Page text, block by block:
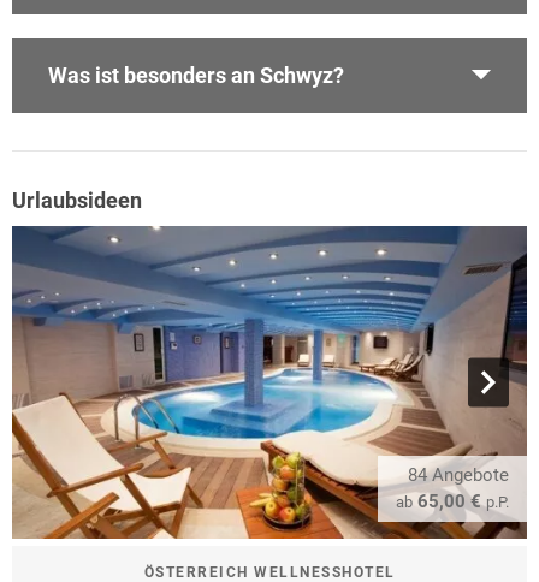
Was ist besonders an Schwyz?
Urlaubsideen
84 Angebote
ab 65,00 €p.P.
ÖSTERREICH WELLNESSHOTEL